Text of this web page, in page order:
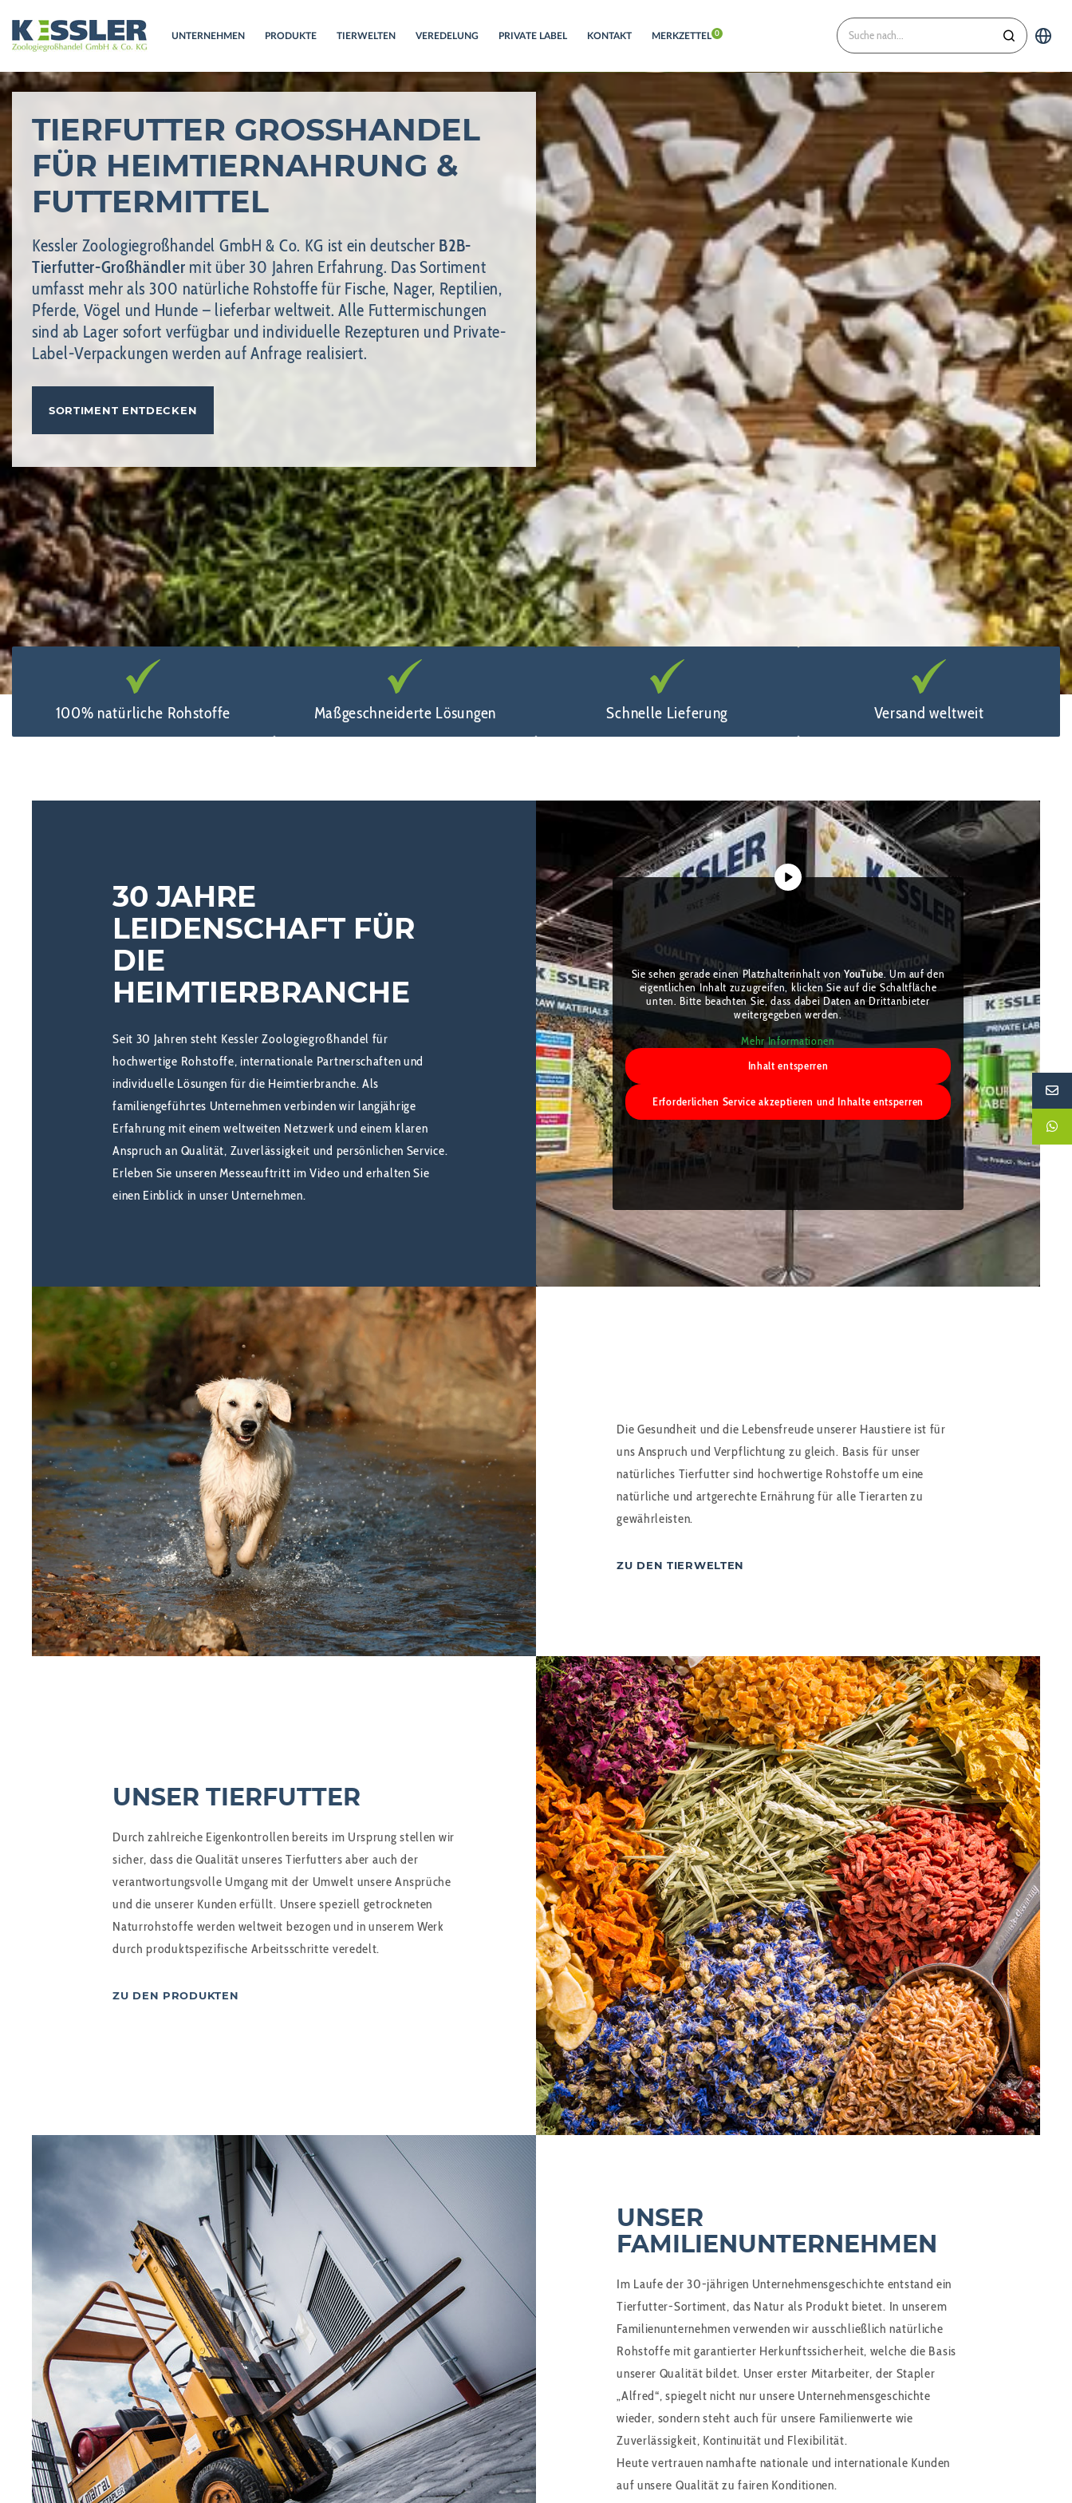
UNTERNEHMEN PRODUKTE TIERWELTEN VEREDELUNG PRIVATE LABEL KONTAKT MERKZETTEL
TIERFUTTER GROSSHANDEL F
ÜR HEIMTIERNAHRUNG & F
UTTERMITTEL
Kessler Zoologiegroßhandel GmbH & Co. KG ist ein deutscher B2B-
Tierfutter-Großhändler mit über 30 Jahren Erfahrung. Das Sortiment
umfasst mehr als 300 natürliche Rohstoffe für Fische, Nager, Reptilien,
Pferde, Vögel und Hunde – lieferbar weltweit. Alle Futtermischungen
sind ab Lager sofort verfügbar und individuelle Rezepturen und Private-
Label-Verpackungen werden auf Anfrage realisiert.
SORTIMENT ENTDECKEN
100% natürliche Rohstoffe Maßgeschneiderte Lösungen Schnelle Lieferung Versand weltweit
30 JAHRE
LEIDENSCHAFT FÜR
DIE
HEIMTIERBRANCHE
Seit 30 Jahren steht Kessler Zoologiegroßhandel für
hochwertige Rohstoffe, internationale Partnerschaften und
individuelle Lösungen für die Heimtierbranche. Als
familiengeführtes Unternehmen verbinden wir langjährige
Erfahrung mit einem weltweiten Netzwerk und einem klaren
Anspruch an Qualität, Zuverlässigkeit und persönlichen Service.
Erleben Sie unseren Messeauftritt im Video und erhalten Sie
einen Einblick in unser Unternehmen.
Sie sehen gerade einen Platzhalterinhalt vonYouTube. Um auf den
eigentlichen Inhalt zuzugreifen, klicken Sie auf die Schaltfläche
unten. Bitte beachten Sie, dass dabei Daten an Drittanbieter
weitergegeben werden.
Mehr Informationen
Inhalt entsperren
Erforderlichen Service akzeptieren und Inhalte entsperren
Die Gesundheit und die Lebensfreude unserer Haustiere ist für
uns Anspruch und Verpflichtung zu gleich. Basis für unser
natürliches Tierfutter sind hochwertige Rohstoffe um eine
natürliche und artgerechte Ernährung für alle Tierarten zu
gewährleisten.
ZU DEN TIERWELTEN
UNSER TIERFUTTER
Durch zahlreiche Eigenkontrollen bereits im Ursprung stellen wir
sicher, dass die Qualität unseres Tierfutters aber auch der
verantwortungsvolle Umgang mit der Umwelt unsere Ansprüche
und die unserer Kunden erfüllt. Unsere speziell getrockneten
Naturrohstoffe werden weltweit bezogen und in unserem Werk
durch produktspezifische Arbeitsschritte veredelt.
ZU DEN PRODUKTEN
UNSER
FAMILIENUNTERNEHMEN
Im Laufe der 30-jährigen Unternehmensgeschichte entstand ein
Tierfutter-Sortiment, das Natur als Produkt bietet. In unserem
Familienunternehmen verwenden wir ausschließlich natürliche
Rohstoffe mit garantierter Herkunftssicherheit, welche die Basis
unserer Qualität bildet. Unser erster Mitarbeiter, der Stapler
„Alfred“, spiegelt nicht nur unsere Unternehmensgeschichte
wieder, sondern steht auch für unsere Familienwerte wie
Zuverlässigkeit, Kontinuität und Flexibilität.
Heute vertrauen namhafte nationale und internationale Kunden
auf unsere Qualität zu fairen Konditionen.